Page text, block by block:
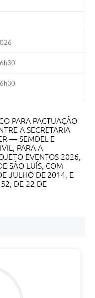
PARA PACTUAÇÃO
A SECRETARIA
— SEMDEL E
PARA A
EVENTOS 2026,
SÃO LUÍS, COM
JULHO DE 2014, E
DE 22 DE